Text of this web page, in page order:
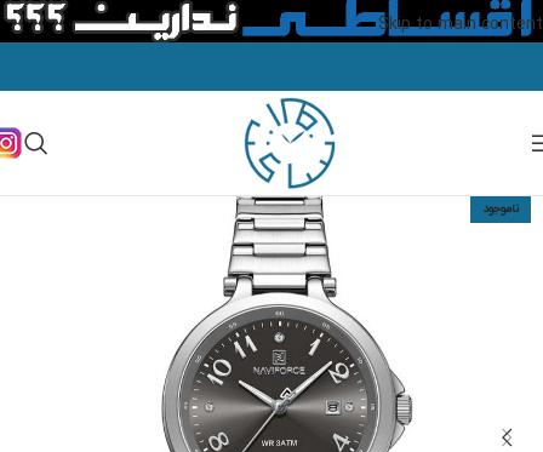
Skip to main content
ناموجود